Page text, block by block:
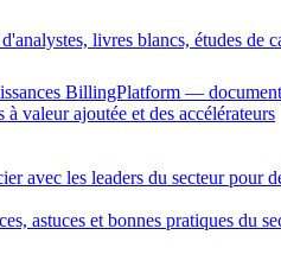
livres blancs, études de
BillingPlatform —
à valeur ajoutée et des accélérateurs
avec les leaders du secteur pour
astuces et bonnes pratiques du